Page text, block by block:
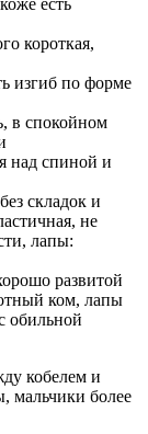
короткая,
изгиб по форме
в спокойном
над спиной и
складок и
не
лапы:
развитой
ком, лапы
обильной
кобелем и
мальчики более